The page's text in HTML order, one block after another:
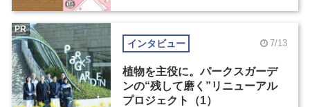
インタビュー 7/13
植物を主役に。パークスガーデ
ンの“残して磨く”リニューアル
プロジェクト（1）
PR